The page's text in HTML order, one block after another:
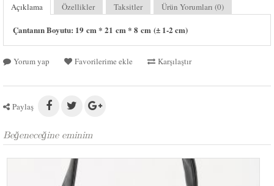
Açıklama Özellikler Taksitler Ürün Yorumları (0)
Çantanın Boyutu: 19 cm * 21 cm * 8 cm (± 1-2 cm)
Yorum yap Favorilerime ekle Karşılaştır
Paylaş
Beğeneceğine eminim